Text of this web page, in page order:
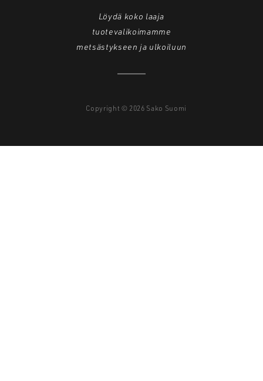
Löydä koko laaja
tuotevalikoimamme
metsästykseen ja ulkoiluun
Copyright © 2026 Sako Suomi